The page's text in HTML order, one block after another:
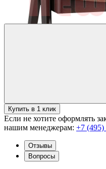
Купить в 1 клик
Если не хотите оформлять
нашим менеджерам: +7 (495)
Отзывы
Вопросы